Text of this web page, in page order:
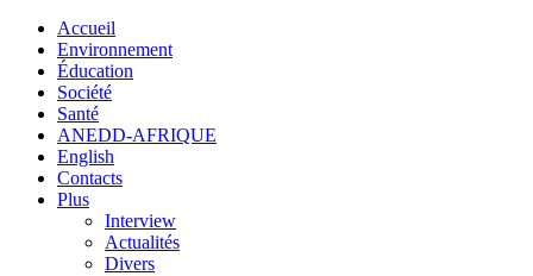
Accueil
Environnement
Éducation
Société
Santé
ANEDD-AFRIQUE
English
Contacts
Plus
Interview
Actualités
Divers